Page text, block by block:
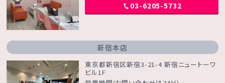
03-6205-5732
新宿本店
東京都新宿区新宿3-21-4 新宿ニュートーワ
ビル1F